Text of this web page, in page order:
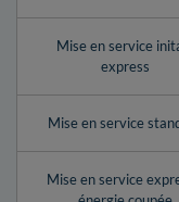
Mise en service
express
Mise en service
Mise en service